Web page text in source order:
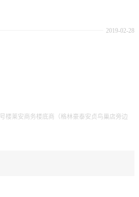
2019-02-28
楼莱安商务楼底商（格林豪泰安贞鸟巢店旁边